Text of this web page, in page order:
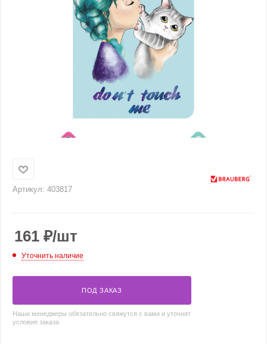
Артикул: 403817
161 ₽/шт
Уточнить наличие
ПОД ЗАКАЗ
Наши менеджеры обязательно свяжутся с вами и уточнят
условия заказа